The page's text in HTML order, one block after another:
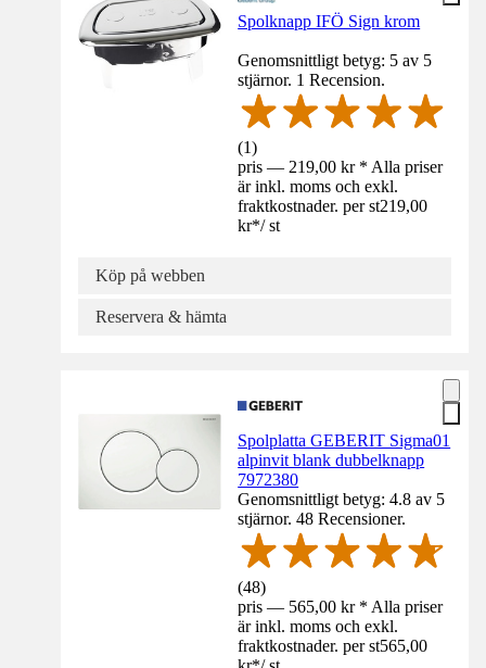
Spolknapp IFÖ Sign krom
Genomsnittligt betyg: 5 av 5
stjärnor. 1 Recension.
(1)
pris — 219,00 kr * Alla priser
är inkl. moms och exkl.
fraktkostnader. per st219,00
kr*/ st
Köp på webben
Reservera & hämta
Spolplatta GEBERIT Sigma01
alpinvit blank dubbelknapp
7972380
Genomsnittligt betyg: 4.8 av 5
stjärnor. 48 Recensioner.
(48)
pris — 565,00 kr * Alla priser
är inkl. moms och exkl.
fraktkostnader. per st565,00